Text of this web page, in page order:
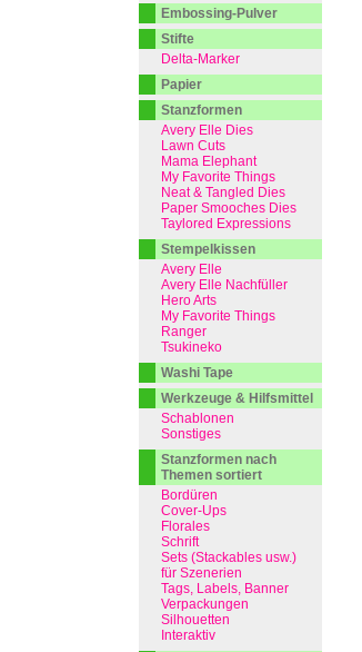
Embossing-Pulver
Stifte
Delta-Marker
Papier
Stanzformen
Avery Elle Dies
Lawn Cuts
Mama Elephant
My Favorite Things
Neat & Tangled Dies
Paper Smooches Dies
Taylored Expressions
Stempelkissen
Avery Elle
Avery Elle Nachfüller
Hero Arts
My Favorite Things
Ranger
Tsukineko
Washi Tape
Werkzeuge & Hilfsmittel
Schablonen
Sonstiges
Stanzformen nach
Themen sortiert
Bordüren
Cover-Ups
Florales
Schrift
Sets (Stackables usw.)
für Szenerien
Tags, Labels, Banner
Verpackungen
Silhouetten
Interaktiv